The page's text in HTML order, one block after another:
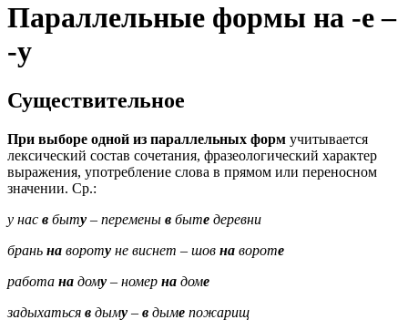
Параллельные формы на -е –
-у
Существительное
При выборе одной из параллельных форм учитывается
лексический состав сочетания, фразеологический характер
выражения, употребление слова в прямом или переносном
значении. Ср.:
у нас в быту – перемены в быте деревни
брань на вороту не виснет – шов на вороте
работа на дому – номер на доме
задыхаться в дыму – в дыме пожарищ